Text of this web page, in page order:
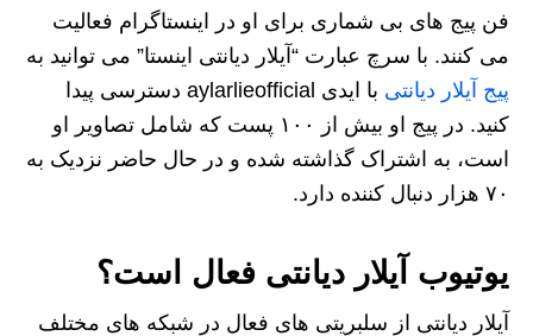
فن پیج های بی شماری برای او در اینستاگرام فعالیت
می کنند. با سرچ عبارت “آیلار دیانتی اینستا” می توانید به
پیج آیلار دیانتی
با ایدی aylarlieofficial دسترسی پیدا
کنید. در پیج او بیش از ۱۰۰ پست که شامل تصاویر او
است، به اشتراک گذاشته شده و در حال حاضر نزدیک به
۷۰ هزار دنبال کننده دارد.
یوتیوب آیلار دیانتی فعال است؟
آیلار دیانتی از سلبریتی های فعال در شبکه های مختلف